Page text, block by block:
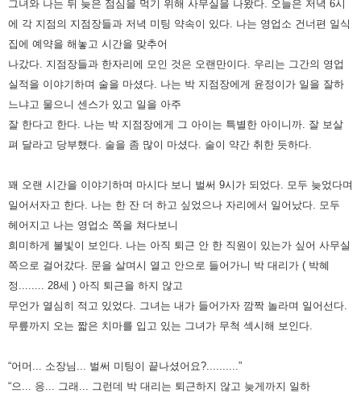
그녀와 나는 뒤 늦은 점심을 먹기 위해 사무실을 나왔다.
오늘은 저녁 6시
에 각 지점의 지점장들과 저녁 미팅 약속이 있다. 나는 영업소 건너편 일식
집에 예약을 해놓고 시간을 맞추어
나갔다. 지점장들과 한자리에 모인 것은 오랜만이다. 우리는 그간의 영업
실적을 이야기하며 술을 마셨다. 나는 박 지점장에게 윤정이가 일을 잘하
느냐고 물으니 센스가 있고 일을 아주
잘 한다고 한다. 나는 박 지점장에게 그 아이는 특별한 아이니까. 잘 보살
펴 달라고 당부했다. 술을 좀 많이 마셨다. 술이 약간 취한 듯하다.
꽤 오랜 시간을 이야기하며 마시다 보니 벌써 9시가 되었다. 모두 늦었다며
일어서자고 한다. 나는 한 잔 더 하고 싶었으나 자리에서 일어났다. 모두
헤어지고 나는 영업소 쪽을 쳐다보니
희미하게 불빛이 보인다. 나는 아직 퇴근 안 한 직원이 있는가 싶어 사무실
쪽으로 걸어갔다. 문을 살며시 열고 안으로 들어가니 박 대리가 ( 박혜
정........ 28세 ) 아직 퇴근을 하지 않고
무언가 열심히 적고 있었다.
그녀는 내가 들어가자 깜짝 놀라며 일어선다.
무릎까지 오는 짧은 치마를 입고 있는 그녀가 무척 섹시해 보인다.
“어머... 소장님... 벌써 미팅이 끝나셨어요?..........”
“으... 응... 그래... 그런데 박 대리는 퇴근하지 않고 늦게까지 일하